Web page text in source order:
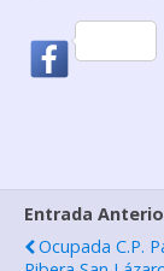
Entrada
Ocupada C.P.